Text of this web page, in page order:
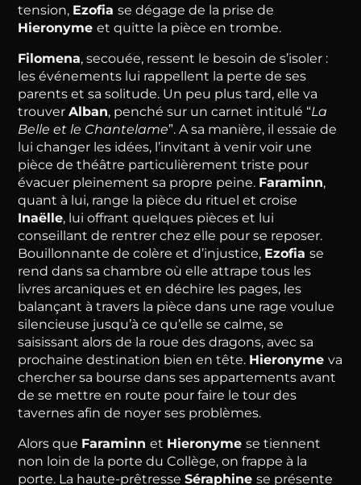
tension, Ezofia se dégage de la prise de
Hieronyme et quitte la pièce en trombe.
Filomena, secouée, ressent le besoin de s’isoler :
les événements lui rappellent la perte de ses
parents et sa solitude. Un peu plus tard, elle va
trouver Alban, penché sur un carnet intitulé “La
Belle et le Chantelame”. A sa manière, il essaie de
lui changer les idées, l’invitant à venir voir une
pièce de théâtre particulièrement triste pour
évacuer pleinement sa propre peine. Faraminn,
quant à lui, range la pièce du rituel et croise
Inaëlle, lui offrant quelques pièces et lui
conseillant de rentrer chez elle pour se reposer.
Bouillonnante de colère et d’injustice, Ezofia se
rend dans sa chambre où elle attrape tous les
livres arcaniques et en déchire les pages, les
balançant à travers la pièce dans une rage voulue
silencieuse jusqu’à ce qu’elle se calme, se
saisissant alors de la roue des dragons, avec sa
prochaine destination bien en tête. Hieronyme va
chercher sa bourse dans ses appartements avant
de se mettre en route pour faire le tour des
tavernes afin de noyer ses problèmes.
Alors que Faraminn et Hieronyme se tiennent
non loin de la porte du Collège, on frappe à la
porte. La haute-prêtresse Séraphine se présente